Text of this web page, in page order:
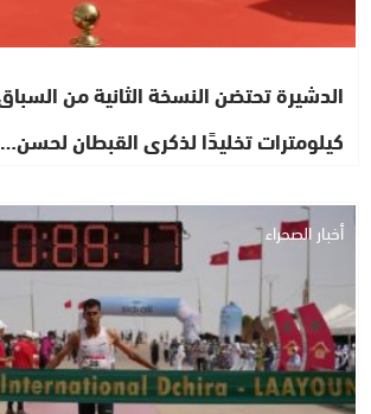
كيلومترات تخليدًا لذكرى القبطان لحسن…
أخبار الصحراء